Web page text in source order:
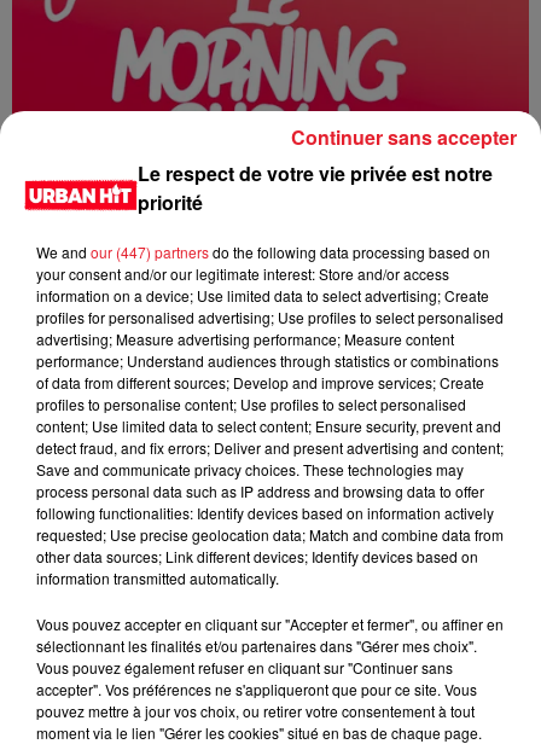
0:00 3 min 48 sec
8 avril 2024 - 3 min 48 sec
Le respect de votre vie privée est notre
priorité
We and our (447) partnersdo the following data processing based on
your consent and/or our legitimate interest: Store and/or access
information on a device; Use limited data to select advertising; Create
profiles for personalised advertising; Use profiles to select personalised
advertising; Measure advertising performance; Measure content
performance; Understand audiences through statistics or combinations
of data from different sources; Develop and improve services; Create
profiles to personalise content; Use profiles to select personalised
content; Use limited data to select content; Ensure security, prevent and
detect fraud, and fix errors; Deliver and present advertising and content;
Save and communicate privacy choices. These technologies may
process personal data such as IP address and browsing data to offer
following functionalities: Identify devices based on information actively
requested; Use precise geolocation data; Match and combine data from
other data sources; Link different devices; Identify devices based on
information transmitted automatically.
Vous pouvez accepter en cliquant sur "Accepter et fermer", ou affiner en
sélectionnant les finalités et/ou partenaires dans "Gérer mes choix".
Vous pouvez également refuser en cliquant sur "Continuer sans
accepter". Vos préférences ne s'appliqueront que pour ce site. Vous
pouvez mettre à jour vos choix, ou retirer votre consentement à tout
moment via le lien "Gérer les cookies" situé en bas de chaque page.
Continuer sans accepter